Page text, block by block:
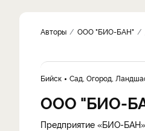
Авторы ООО "БИО-БАН"
Бийск Сад, Огород,
ООО "БИО-
Предприятие «БИО-БАН»